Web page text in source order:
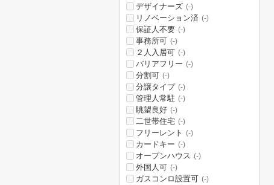
デザイナーズ (-)
リノベーション済 (-)
保証人不要 (-)
事務所可 (-)
２人入居可 (-)
バリアフリー (-)
分割可 (-)
分譲タイプ (-)
管理人常駐 (-)
眺望良好 (-)
二世帯住宅 (-)
フリーレント (-)
カードキー (-)
オープンハウス (-)
外国人可 (-)
ガスコンロ設置可 (-)